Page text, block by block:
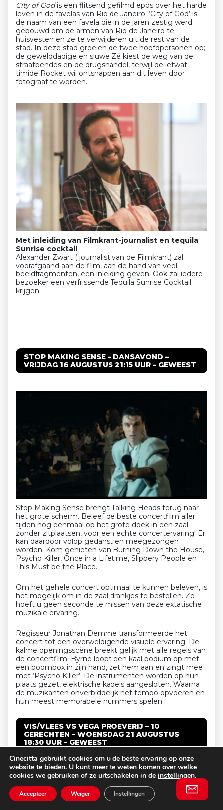
City of Godis een flitsend gefilmd epos over het harde
leven in de favelas van Rio de Janeiro. ‘City of God’ is
de naam van een favela die in de jaren zestig werd
gebouwd om de armen van Rio de Janeiro te
huisvesten en ze te verwijderen uit de rest van de
stad. In deze stad groeien de twee hoofdpersonen op;
de gewelddadige en sluwe Zé kiest de weg van de
straatbendes en de drugshandel, terwijl de ietwat
timide Rocket wil ontsnappen aan dit leven door
fotograaf te worden.
Met inleiding van Filmkrant-journalist en tequila
Sunrise cocktail
Alexander Zwart ( journalist van de Filmkrant) zal
voorafgaand aan de film, aan de hand van veel
beeldfragmenten, een inleiding geven. Ook zal iedere
bezoeker een verfrissende Tequila Sunrise Cocktail
krijgen.
STOP MAKING SENSE – DANSAVOND –
VRIJDAG 16 AUGUSTUS 21:15 UUR – GEWEEST
Stop Making Sense brengt Talking Heads terug naar
het grote scherm. Beleef de beste concertfilm aller
tijden nog eenmaal op het grote doek in een zaal
zonder zitplaatsen, voor een echte concertervaring! Er
kan daardoor volop gedanst en meegezongen
worden. Kom genieten van Burning Down the House,
Psycho Killer, Once in a Lifetime, Slippery People en
This Must be the Place.
Om het gehele concert optimaal te kunnen beleven, is
het mogelijk om in de zaal drankjes te bestellen. Zo
hoeft u geen seconde te missen van deze extatische
muzikale ervaring.
Regisseur Jonathan Demme transformeerde het
concert tot een overweldigende visuele ervaring. De
kalme openingsscène breekt gelijk met alle regels van
de concertfilm. Byrne loopt een kaal podium op met
een boombox in zijn hand, zet hem aan en zingt mee
met ‘Psycho Killer’. De instrumenten worden op hun
plaats gezet, elektrische kabels aangesloten. Waarna
de muzikanten onverbiddelijk het tempo opvoeren en
hun meest memorabele nummers spelen.
VIS/VLEES VS VEGA PROEVERIJ – 10
GERECHTEN – WOENSDAG 21 AUGUSTUS
18:30 UUR – GEWEEST
Bent u die bewuste eter die strikt eenmaal per week
vlees of vis eet? Of juist die persoon die van mening is
dater iedere avond een stukje vlees op uw bord moet
Cinecitta gebruikt cookies om u de beste ervaring op onze
website te bieden. U kunt meer te weten komen over welke
cookies we gebruiken of ze uitschakelen in de instellingen.
Accepteer Weiger Instellingen